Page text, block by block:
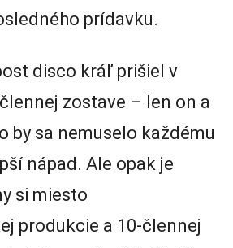
prídavku.
disco kráľ prišiel v
zostave – len on a
by sa nemuselo každému
nápad. Ale opak je
si miesto
produkcie a 10-člennej